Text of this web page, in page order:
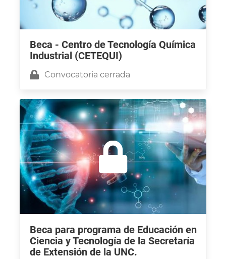
Beca - Centro de Tecnología Química
Industrial (CETEQUI)
Convocatoria cerrada
Beca para programa de Educación en
Ciencia y Tecnología de la Secretaría
de Extensión de la UNC.